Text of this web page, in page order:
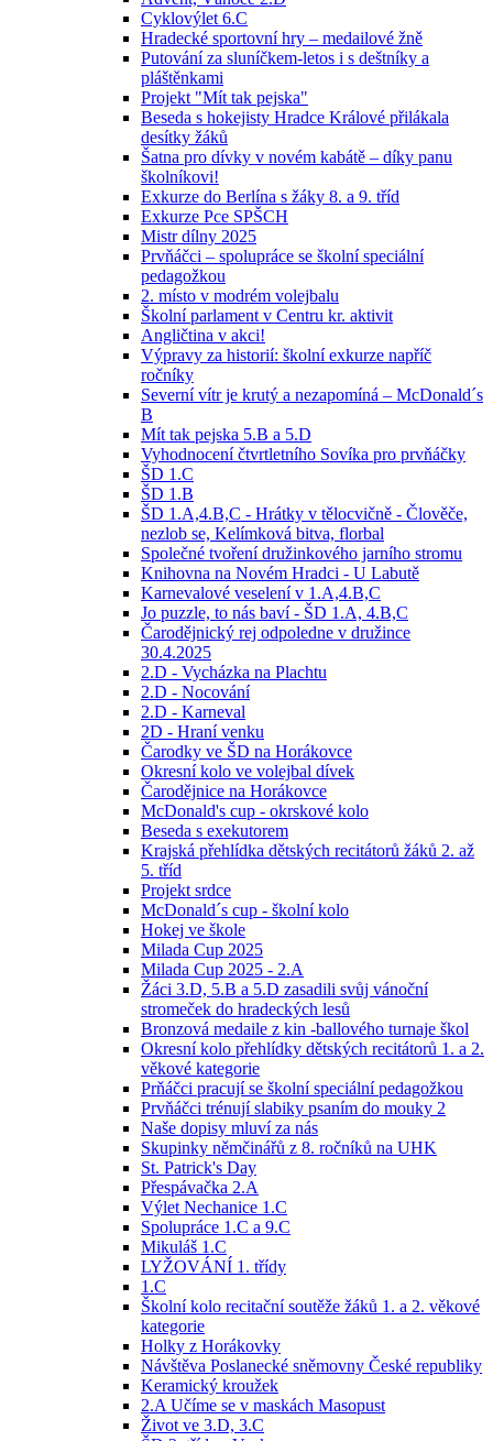
Cyklovýlet 6.C
Hradecké sportovní hry – medailové žně
Putování za sluníčkem-letos i s deštníky a
pláštěnkami
Projekt "Mít tak pejska"
Beseda s hokejisty Hradce Králové přilákala
desítky žáků
Šatna pro dívky v novém kabátě – díky panu
školníkovi!
Exkurze do Berlína s žáky 8. a 9. tříd
Exkurze Pce SPŠCH
Mistr dílny 2025
Prvňáčci – spolupráce se školní speciální
pedagožkou
2. místo v modrém volejbalu
Školní parlament v Centru kr. aktivit
Angličtina v akci!
Výpravy za historií: školní exkurze napříč
ročníky
Severní vítr je krutý a nezapomíná – McDonald´s
B
Mít tak pejska 5.B a 5.D
Vyhodnocení čtvrtletního Sovíka pro prvňáčky
ŠD 1.C
ŠD 1.B
ŠD 1.A,4.B,C - Hrátky v tělocvičně - Člověče,
nezlob se, Kelímková bitva, florbal
Společné tvoření družinkového jarního stromu
Knihovna na Novém Hradci - U Labutě
Karnevalové veselení v 1.A,4.B,C
Jo puzzle, to nás baví - ŠD 1.A, 4.B,C
Čarodějnický rej odpoledne v družince
30.4.2025
2.D - Vycházka na Plachtu
2.D - Nocování
2.D - Karneval
2D - Hraní venku
Čarodky ve ŠD na Horákovce
Okresní kolo ve volejbal dívek
Čarodějnice na Horákovce
McDonald's cup - okrskové kolo
Beseda s exekutorem
Krajská přehlídka dětských recitátorů žáků 2. až
5. tříd
Projekt srdce
McDonald´s cup - školní kolo
Hokej ve škole
Milada Cup 2025
Milada Cup 2025 - 2.A
Žáci 3.D, 5.B a 5.D zasadili svůj vánoční
stromeček do hradeckých lesů
Bronzová medaile z kin -ballového turnaje škol
Okresní kolo přehlídky dětských recitátorů 1. a 2.
věkové kategorie
Prňáčci pracují se školní speciální pedagožkou
Prvňáčci trénují slabiky psaním do mouky 2
Naše dopisy mluví za nás
Skupinky němčinářů z 8. ročníků na UHK
St. Patrick's Day
Přespávačka 2.A
Výlet Nechanice 1.C
Spolupráce 1.C a 9.C
Mikuláš 1.C
LYŽOVÁNÍ 1. třídy
1.C
Školní kolo recitační soutěže žáků 1. a 2. věkové
kategorie
Holky z Horákovky
Návštěva Poslanecké sněmovny České republiky
Keramický kroužek
2.A Učíme se v maskách Masopust
Život ve 3.D, 3.C